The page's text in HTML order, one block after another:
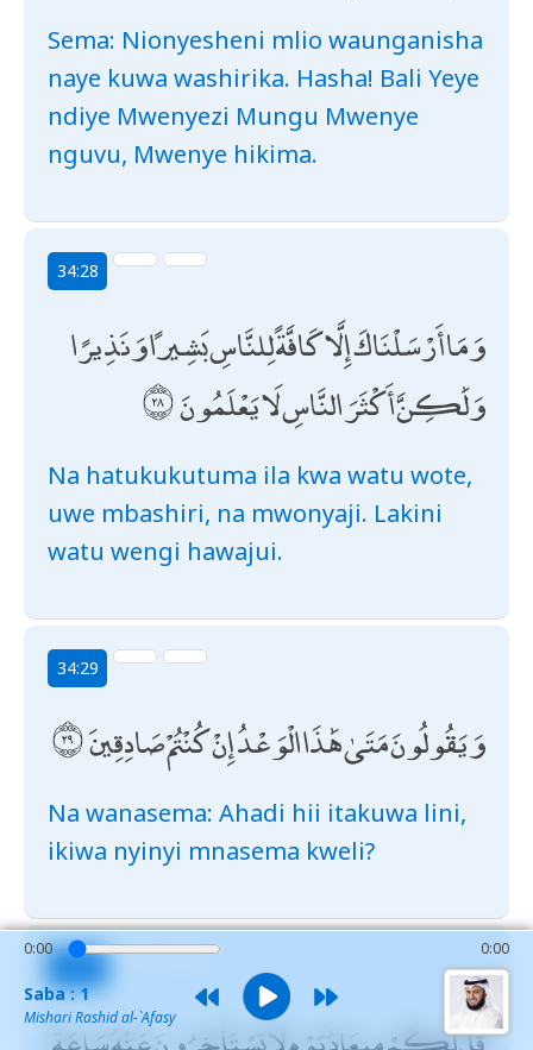
Sema: Nionyesheni mlio waunganisha
naye kuwa washirika. Hasha! Bali Yeye
ndiye Mwenyezi Mungu Mwenye
nguvu, Mwenye hikima.
34:28
وَمَا أَرْسَلْنَاكَ إِلَّا كَافَّةً لِلنَّاسِ بَشِيرًا وَنَذِيرًا
وَلَٰكِنَّ أَكْثَرَ النَّاسِ لَا يَعْلَمُونَ
Na hatukukutuma ila kwa watu wote,
uwe mbashiri, na mwonyaji. Lakini
watu wengi hawajui.
34:29
وَيَقُولُونَ مَتَىٰ هَٰذَا الْوَعْدُ إِنْ كُنْتُمْ صَادِقِينَ
Na wanasema: Ahadi hii itakuwa lini,
ikiwa nyinyi mnasema kweli?
0:00 0:00
Saba : 1
Mishari Rashid al-`Afasy